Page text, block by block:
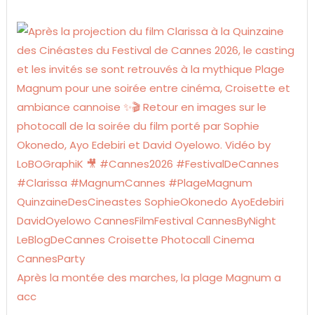
Après la montée des marches, la plage Magnum a
acc